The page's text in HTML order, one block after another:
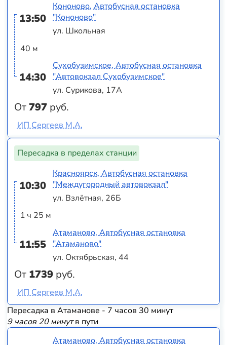
13:50
40 м
14:30
От797 руб.
Кононово, Автобусная остановка
"Кононово"
ул. Школьная
Сухобузимское, Автобусная остановка
"Автовокзал Сухобузимское"
ул. Сурикова, 17А
ИП Сергеев М.А.
Пересадка в пределах станции
10:30
1 ч 25 м
11:55
От 1739 руб.
Красноярск, Автобусная остановка
"Междугородный автовокзал"
ул. Взлётная, 26Б
Атаманово, Автобусная остановка
"Атаманово"
ул. Октябрьская, 44
ИП Сергеев М.А.
Пересадка в Атаманове - 7 часов 30 минут
9 часов 20 минутв пути
Атаманово, Автобусная остановка